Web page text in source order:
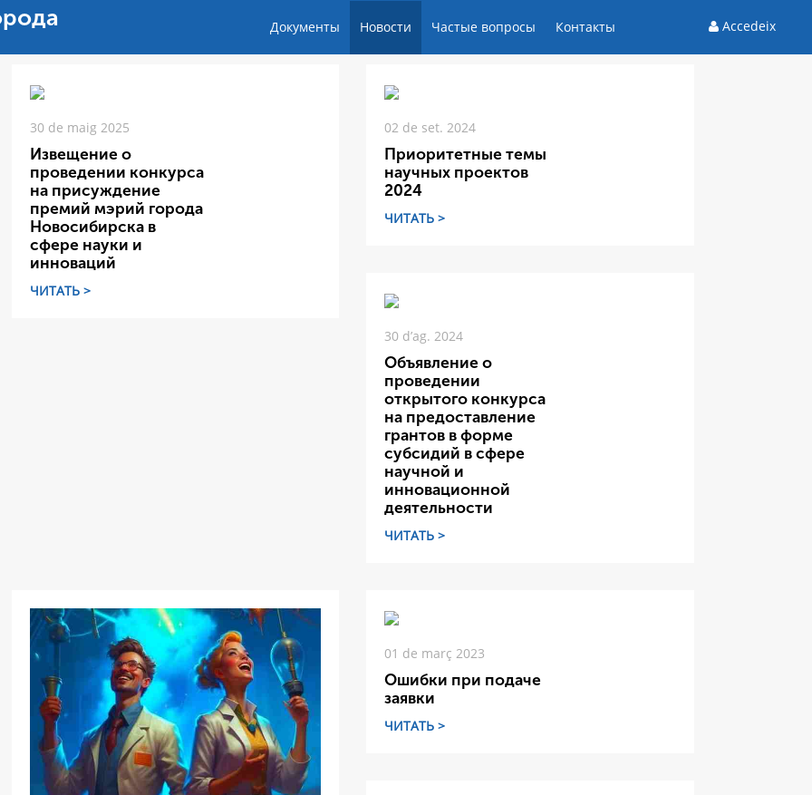
Документы Новости Частые вопросы Контакты Accedeix
30 de maig 2025
Извещение о
проведении конкурса
на присуждение
премий мэрий города
Новосибирска в
сфере науки и
инноваций
ЧИТАТЬ >
02 de set. 2024
Приоритетные темы
научных проектов
2024
ЧИТАТЬ >
30 d’ag. 2024
Объявление о
проведении
открытого конкурса
на предоставление
грантов в форме
субсидий в сфере
научной и
инновационной
деятельности
ЧИТАТЬ >
01 de març 2023
Ошибки при подаче
заявки
ЧИТАТЬ >